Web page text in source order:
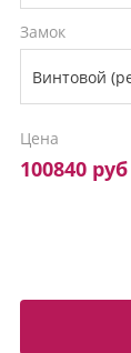
Замок
Цена
100840 руб